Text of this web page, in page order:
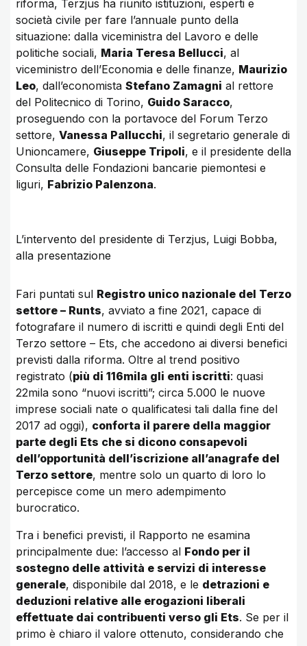
riforma, Terzjus ha riunito istituzioni, esperti e
società civile per fare l’annuale punto della
situazione: dalla viceministra del Lavoro e delle
politiche sociali, Maria Teresa Bellucci, al
viceministro dell’Economia e delle finanze, Maurizio
Leo, dall’economista Stefano Zamagni al rettore
del Politecnico di Torino, Guido Saracco,
proseguendo con la portavoce del Forum Terzo
settore, Vanessa Pallucchi, il segretario generale di
Unioncamere, Giuseppe Tripoli, e il presidente della
Consulta delle Fondazioni bancarie piemontesi e
liguri, Fabrizio Palenzona.
L’intervento del presidente di Terzjus, Luigi Bobba,
alla presentazione
Fari puntati sul Registro unico nazionale del Terzo
settore – Runts, avviato a fine 2021, capace di
fotografare il numero di iscritti e quindi degli Enti del
Terzo settore – Ets, che accedono ai diversi benefici
previsti dalla riforma. Oltre al trend positivo
registrato (più di 116mila gli enti iscritti: quasi
22mila sono “nuovi iscritti”; circa 5.000 le nuove
imprese sociali nate o qualificatesi tali dalla fine del
2017 ad oggi), conforta il parere della maggior
parte degli Ets che si dicono consapevoli
dell’opportunità dell’iscrizione all’anagrafe del
Terzo settore, mentre solo un quarto di loro lo
percepisce come un mero adempimento
burocratico.
Tra i benefici previsti, il Rapporto ne esamina
principalmente due: l’accesso al Fondo per il
sostegno delle attività e servizi di interesse
generale, disponibile dal 2018, e le detrazioni e
deduzioni relative alle erogazioni liberali
effettuate dai contribuenti verso gli Ets. Se per il
primo è chiaro il valore ottenuto, considerando che